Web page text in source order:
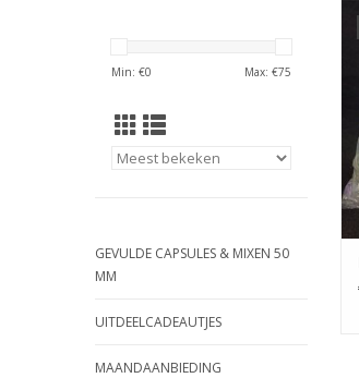
Min: €0 Max: €75
GEVULDE CAPSULES & MIXEN 50
MM
UITDEELCADEAUTJES
MAANDAANBIEDING